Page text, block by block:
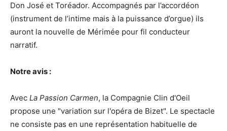
Don José et Toréador. Accompagnés par l’accordéon
(instrument de l’intime mais à la puissance d’orgue) ils
auront la nouvelle de Mérimée pour fil conducteur
narratif.
Notre avis :
Avec La Passion Carmen, la Compagnie Clin d'Oeil
propose une "variation sur l'opéra de Bizet". Le spectacle
ne consiste pas en une représentation habituelle de